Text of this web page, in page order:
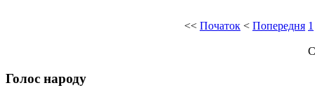
<< Початок < Попередня 1
Голос народу